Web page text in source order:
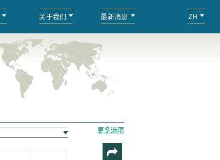
关于我们 最新消息 ZH
更多选项
分